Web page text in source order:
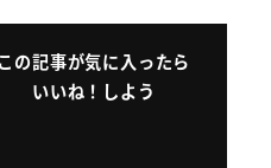
この記事が気に入ったら
いいね！しよう